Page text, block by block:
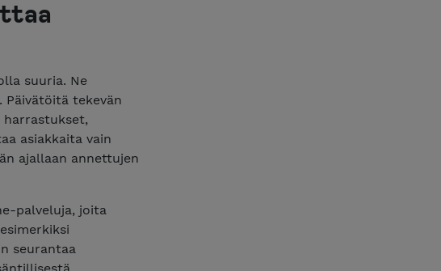
suuria. Ne
Päivätöitä tekevän
asiakkaita vain
ajallaan annettujen
palveluja, joita
seurantaa